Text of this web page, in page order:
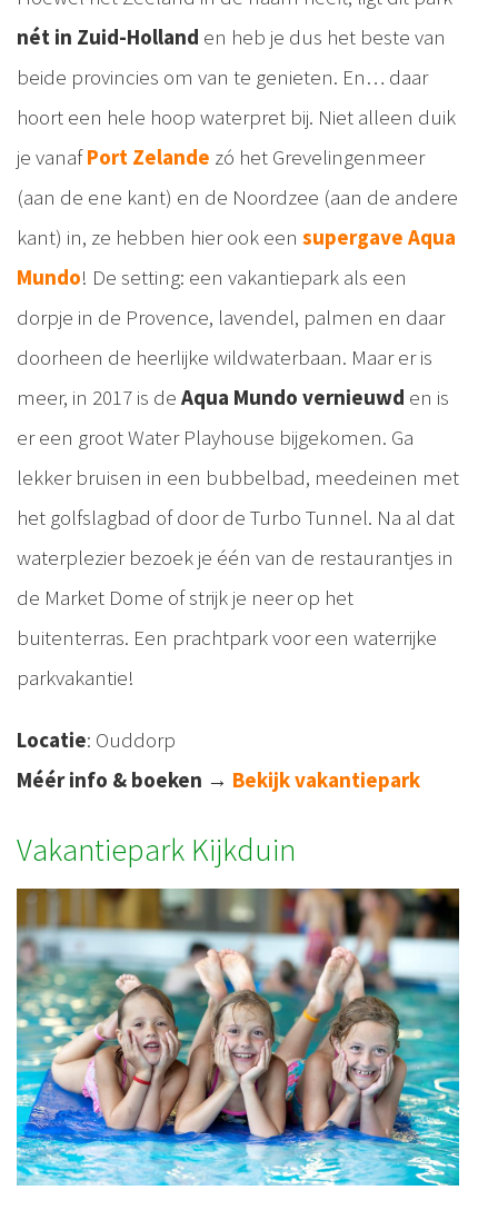
nét in Zuid-Holland en heb je dus het beste van
beide provincies om van te genieten. En… daar
hoort een hele hoop waterpret bij. Niet alleen duik
je vanafPort Zelande zó het Grevelingenmeer
(aan de ene kant) en de Noordzee (aan de andere
kant) in, ze hebben hier ook een supergave Aqua
Mundo! De setting: een vakantiepark als een
dorpje in de Provence, lavendel, palmen en daar
doorheen de heerlijke wildwaterbaan. Maar er is
meer, in 2017 is de Aqua Mundo vernieuwd en is
er een groot Water Playhouse bijgekomen. Ga
lekker bruisen in een bubbelbad, meedeinen met
het golfslagbad of door de Turbo Tunnel. Na al dat
waterplezier bezoek je één van de restaurantjes in
de Market Dome of strijk je neer op het
buitenterras. Een prachtpark voor een waterrijke
parkvakantie!
Locatie: Ouddorp
Méér info & boeken → Bekijk vakantiepark
Vakantiepark Kijkduin